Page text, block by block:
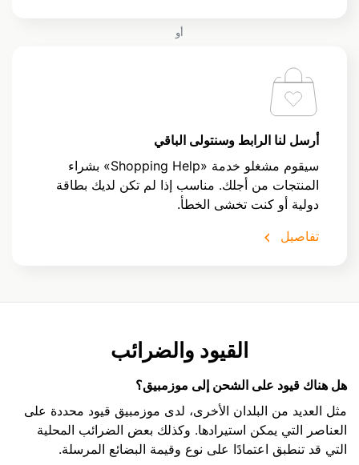
أو
أرسل لنا الرابط وسنتولى الباقي
سيقوم مشغلو خدمة «Shopping Help» بشراء
المنتجات من أجلك. مناسب إذا لم تكن لديك بطاقة
دولية أو كنت تخشى الخطأ.
تفاصيل
القيود والضرائب
هل هناك قيود على الشحن إلى موزمبيق؟
مثل العديد من البلدان الأخرى، لدى موزمبيق قيود محددة على
العناصر التي يمكن استيرادها. وكذلك بعض الضرائب المحلية
التي قد تنطبق اعتمادًا على نوع وقيمة البضائع المرسلة.